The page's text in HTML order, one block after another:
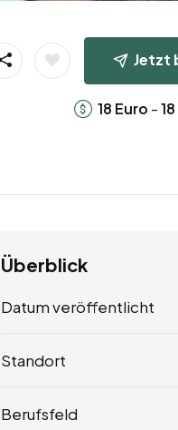
Jetzt
18 Euro -18
Überblick
Datum veröffentlicht
Standort
Berufsfeld